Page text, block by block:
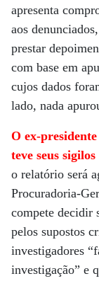
apresenta
aos
prestar
com base em
cujos dados
lado, nada
O ex-
teve seus
o relatório será
Procuradoria-
compete decidir
pelos supostos
investigadores
investigação” e